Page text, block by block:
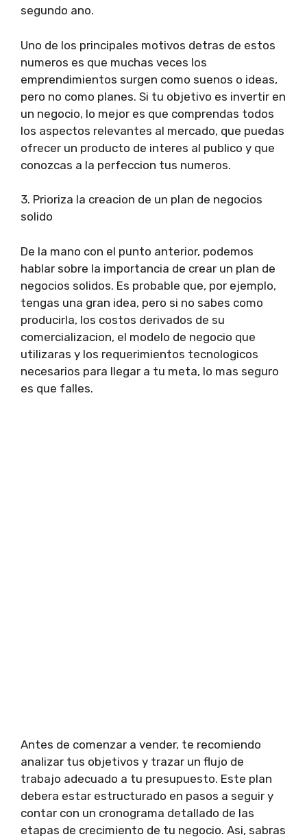
segundo ano.
Uno de los principales motivos detras de estos
numeros es que muchas veces los
emprendimientos surgen como suenos o ideas,
pero no como planes. Si tu objetivo es invertir en
un negocio, lo mejor es que comprendas todos
los aspectos relevantes al mercado, que puedas
ofrecer un producto de interes al publico y que
conozcas a la perfeccion tus numeros.
3. Prioriza la creacion de un plan de negocios
solido
De la mano con el punto anterior, podemos
hablar sobre la importancia de crear un plan de
negocios solidos. Es probable que, por ejemplo,
tengas una gran idea, pero si no sabes como
producirla, los costos derivados de su
comercializacion, el modelo de negocio que
utilizaras y los requerimientos tecnologicos
necesarios para llegar a tu meta, lo mas seguro
es que falles.
Antes de comenzar a vender, te recomiendo
analizar tus objetivos y trazar un flujo de
trabajo adecuado a tu presupuesto. Este plan
debera estar estructurado en pasos a seguir y
contar con un cronograma detallado de las
etapas de crecimiento de tu negocio. Asi, sabras